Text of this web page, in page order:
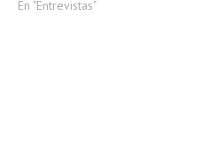
En "Entrevistas"